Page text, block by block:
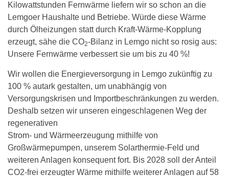
Kilowattstunden Fernwärme liefern wir so schon an die
Lemgoer Haushalte und Betriebe. Würde diese Wärme
durch Ölheizungen statt durch Kraft-Wärme-Kopplung
erzeugt, sähe die CO2-Bilanz in Lemgo nicht so rosig aus:
Unsere Fernwärme verbessert sie um bis zu 40 %!
Wir wollen die Energieversorgung in Lemgo zukünftig zu
100 % autark gestalten, um unabhängig von
Versorgungskrisen und Importbeschränkungen zu werden.
Deshalb setzen wir unseren eingeschlagenen Weg der
regenerativen
Strom‐ und Wärmeerzeugung mithilfe von
Großwärmepumpen, unserem Solarthermie‐Feld und
weiteren Anlagen konsequent fort. Bis 2028 soll der Anteil
CO2‐frei erzeugter Wärme mithilfe weiterer Anlagen auf 58